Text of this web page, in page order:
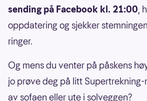
sending på Facebook kl. 21:00,
oppdatering og sjekker
ringer.
Og mens du venter på påskens
jo prøve deg på litt
av sofaen eller ute i solveggen?